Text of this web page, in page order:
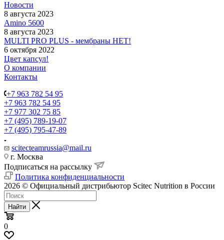
Новости
8 августа 2023
Amino 5600
8 августа 2023
MULTI PRO PLUS - мембраны НЕТ!
6 октября 2022
Цвет капсул!
О компании
Контакты
+7 963 782 54 95
+7 963 782 54 95
+7 977 302 75 85
+7 (495) 789-19-07
+7 (495) 795-47-89
scitecteamrussia@mail.ru
г. Москва
Подписаться на рассылку
Политика конфиденциальности
2026 © Официальный дистрибьютор Scitec Nutrition в России
Найти
0